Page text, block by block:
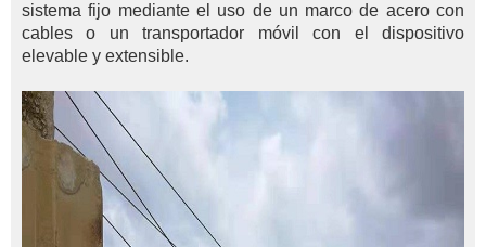
sistema fijo mediante el uso de un marco de acero con
cables o un transportador móvil con el dispositivo
elevable y extensible.